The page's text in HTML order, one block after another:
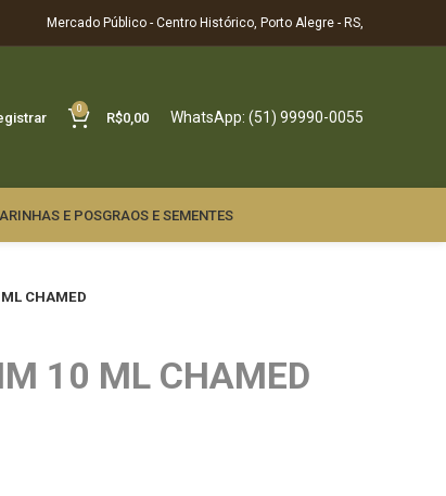
Mercado Público - Centro Histórico, Porto Alegre - RS,
0
R$0,00 WhatsApp: (51) 99990-0055
E POSGRAOS E SEMENTES
CHAMED
10 ML CHAMED